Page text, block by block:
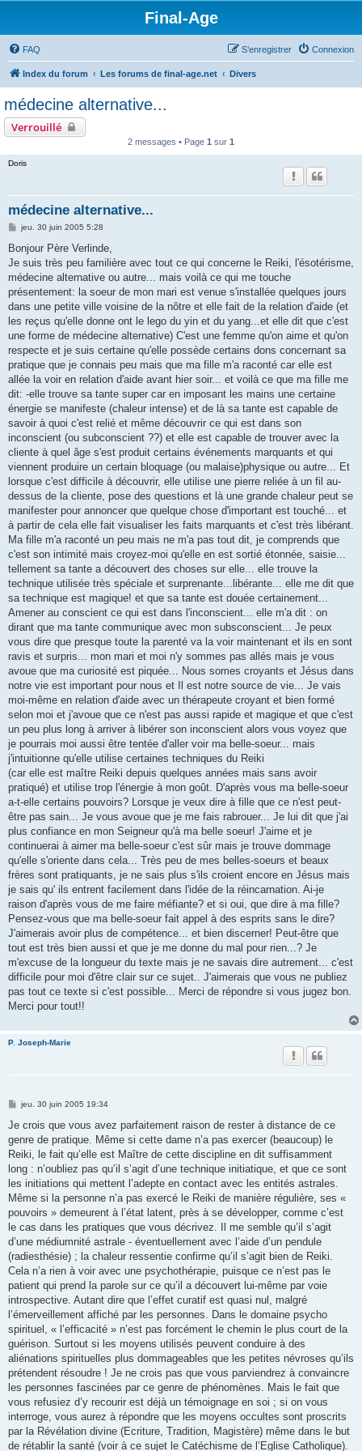
Final-Age
FAQ Connexion
S’enregistrer
Index du forum Les forums de final-age.net Divers
médecine alternative...
Verrouillé
2 messages • Page 1 sur 1
Doris
médecine alternative...
M
s
a
g
jeu. 30 juin 2005 5:28
Bonjour Père Verlinde,
Je suis très peu familière avec tout ce qui concerne le Reiki, l'ésotérisme,
médecine alternative ou autre... mais voilà ce qui me touche
présentement: la soeur de mon mari est venue s'installée quelques jours
dans une petite ville voisine de la nôtre et elle fait de la relation d'aide (et
les reçus qu'elle donne ont le lego du yin et du yang...et elle dit que c'est
une forme de médecine alternative) C'est une femme qu'on aime et qu'on
respecte et je suis certaine qu'elle possède certains dons concernant sa
pratique que je connais peu mais que ma fille m'a raconté car elle est
allée la voir en relation d'aide avant hier soir... et voilà ce que ma fille me
dit: -elle trouve sa tante super car en imposant les mains une certaine
énergie se manifeste (chaleur intense) et de là sa tante est capable de
savoir à quoi c'est relié et même découvrir ce qui est dans son
inconscient (ou subconscient ??) et elle est capable de trouver avec la
cliente à quel âge s'est produit certains événements marquants et qui
viennent produire un certain bloquage (ou malaise)physique ou autre... Et
lorsque c'est difficile à découvrir, elle utilise une pierre reliée à un fil au-
dessus de la cliente, pose des questions et là une grande chaleur peut se
manifester pour annoncer que quelque chose d'important est touché... et
à partir de cela elle fait visualiser les faits marquants et c'est très libérant.
Ma fille m'a raconté un peu mais ne m'a pas tout dit, je comprends que
c'est son intimité mais croyez-moi qu'elle en est sortié étonnée, saisie...
tellement sa tante a découvert des choses sur elle... elle trouve la
technique utilisée très spéciale et surprenante...libérante... elle me dit que
sa technique est magique! et que sa tante est douée certainement...
Amener au conscient ce qui est dans l'inconscient... elle m'a dit : on
dirant que ma tante communique avec mon subsconscient... Je peux
vous dire que presque toute la parenté va la voir maintenant et ils en sont
ravis et surpris... mon mari et moi n'y sommes pas allés mais je vous
avoue que ma curiosité est piquée... Nous somes croyants et Jésus dans
notre vie est important pour nous et Il est notre source de vie... Je vais
moi-même en relation d'aide avec un thérapeute croyant et bien formé
selon moi et j'avoue que ce n'est pas aussi rapide et magique et que c'est
un peu plus long à arriver à libérer son inconscient alors vous voyez que
je pourrais moi aussi être tentée d'aller voir ma belle-soeur... mais
j'intuitionne qu'elle utilise certaines techniques du Reiki
(car elle est maître Reiki depuis quelques années mais sans avoir
pratiqué) et utilise trop l'énergie à mon goût. D'après vous ma belle-soeur
a-t-elle certains pouvoirs? Lorsque je veux dire à fille que ce n'est peut-
être pas sain... Je vous avoue que je me fais rabrouer... Je lui dit que j'ai
plus confiance en mon Seigneur qu'à ma belle soeur! J'aime et je
continuerai à aimer ma belle-soeur c'est sûr mais je trouve dommage
qu'elle s'oriente dans cela... Très peu de mes belles-soeurs et beaux
frères sont pratiquants, je ne sais plus s'ils croient encore en Jésus mais
je sais qu' ils entrent facilement dans l'idée de la réincarnation. Ai-je
raison d'après vous de me faire méfiante? et si oui, que dire à ma fille?
Pensez-vous que ma belle-soeur fait appel à des esprits sans le dire?
J'aimerais avoir plus de compétence... et bien discerner! Peut-être que
tout est très bien aussi et que je me donne du mal pour rien...? Je
m'excuse de la longueur du texte mais je ne savais dire autrement... c'est
difficile pour moi d'être clair sur ce sujet.. J'aimerais que vous ne publiez
pas tout ce texte si c'est possible... Merci de répondre si vous jugez bon.
Merci pour tout!!
P. Joseph-Marie
M
s
a
g
jeu. 30 juin 2005 19:34
Je crois que vous avez parfaitement raison de rester à distance de ce
genre de pratique. Même si cette dame n’a pas exercer (beaucoup) le
Reiki, le fait qu’elle est Maître de cette discipline en dit suffisamment
long : n’oubliez pas qu’il s’agit d’une technique initiatique, et que ce sont
les initiations qui mettent l’adepte en contact avec les entités astrales.
Même si la personne n’a pas exercé le Reiki de manière régulière, ses «
pouvoirs » demeurent à l’état latent, près à se développer, comme c’est
le cas dans les pratiques que vous décrivez. Il me semble qu’il s’agit
d’une médiumnité astrale - éventuellement avec l’aide d’un pendule
(radiesthésie) ; la chaleur ressentie confirme qu’il s’agit bien de Reiki.
Cela n’a rien à voir avec une psychothérapie, puisque ce n’est pas le
patient qui prend la parole sur ce qu’il a découvert lui-même par voie
introspective. Autant dire que l’effet curatif est quasi nul, malgré
l’émerveillement affiché par les personnes. Dans le domaine psycho
spirituel, « l’efficacité » n’est pas forcément le chemin le plus court de la
guérison. Surtout si les moyens utilisés peuvent conduire à des
aliénations spirituelles plus dommageables que les petites névroses qu’ils
prétendent résoudre ! Je ne crois pas que vous parviendrez à convaincre
les personnes fascinées par ce genre de phénomènes. Mais le fait que
vous refusiez d’y recourir est déjà un témoignage en soi ; si on vous
interroge, vous aurez à répondre que les moyens occultes sont proscrits
par la Révélation divine (Ecriture, Tradition, Magistère) même dans le but
de rétablir la santé (voir à ce sujet le Catéchisme de l’Eglise Catholique).